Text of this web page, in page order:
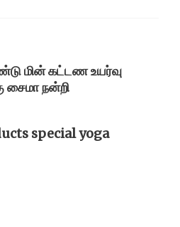
மின் கட்டண உயர்வு
சைமா நன்றி
special yoga